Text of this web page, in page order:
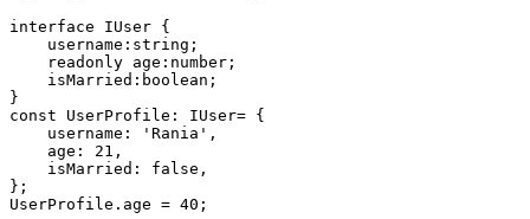
interface IUser {
    username:string;
    readonly age:number;
    isMarried:boolean;
}
const UserProfile: IUser= {
    username: 'Rania',
    age: 21,
    isMarried: false,
};
UserProfile.age = 40;